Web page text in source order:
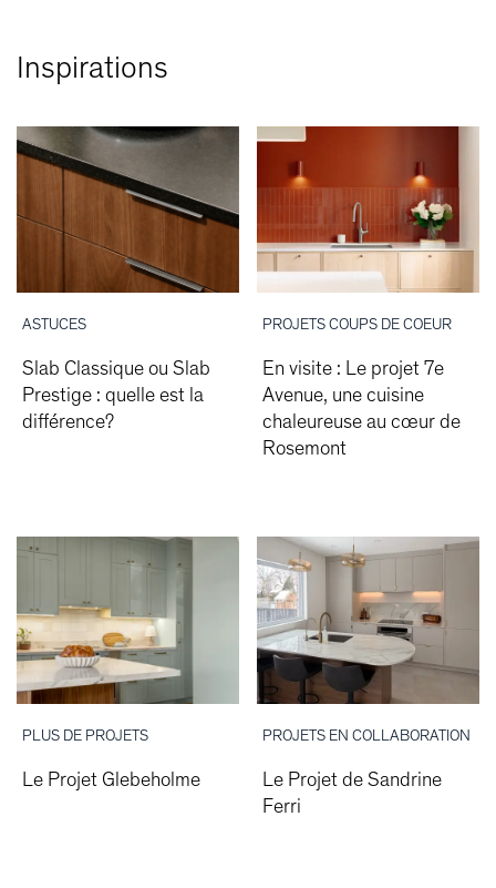
Inspirations
ASTUCES
Slab Classique ou Slab
Prestige : quelle est la
différence?
PROJETS COUPS DE COEUR
En visite : Le projet 7e
Avenue, une cuisine
chaleureuse au cœur de
Rosemont
PLUS DE PROJETS
Le Projet Glebeholme
PROJETS EN COLLABORATION
Le Projet de Sandrine
Ferri